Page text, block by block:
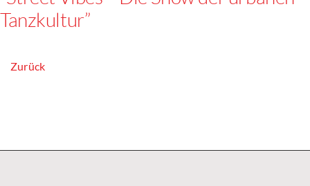
Tanzkultur”
Zurück